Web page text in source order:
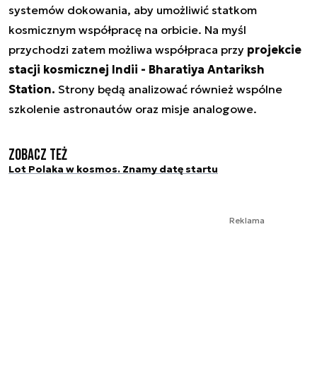
systemów dokowania, aby umożliwić statkom
kosmicznym współpracę na orbicie. Na myśl
przychodzi zatem możliwa współpraca przy projekcie
stacji kosmicznej Indii - Bharatiya Antariksh
Station. Strony będą analizować również wspólne
szkolenie astronautów oraz misje analogowe.
Zobacz też
Lot Polaka w kosmos. Znamy datę startu
Reklama